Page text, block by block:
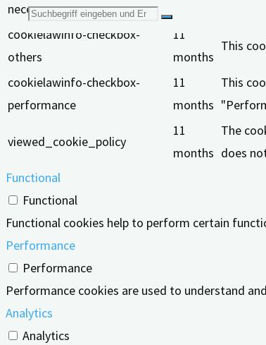
Suche
nach:
necessary
cookielawinfo-checkbox-
others
11
months
This
cookielawinfo-checkbox-
performance
11
months
This
viewed_cookie_policy
11
months
The
does
Functional
Functional
Functional cookies help to perform certain
Performance
Performance
Performance cookies are used to understand
Analytics
Analytics